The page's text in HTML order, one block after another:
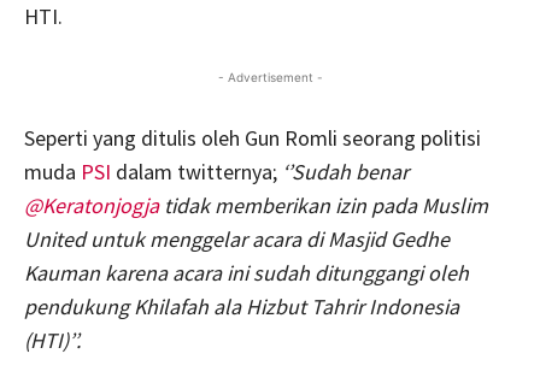
HTI.
- Advertisement -
Seperti yang ditulis oleh Gun Romli seorang politisi
muda PSI dalam twitternya; ‘’Sudah benar
@Keratonjogjatidak memberikan izin pada Muslim
United untuk menggelar acara di Masjid Gedhe
Kauman karena acara ini sudah ditunggangi oleh
pendukung Khilafah ala Hizbut Tahrir Indonesia
(HTI)’’.